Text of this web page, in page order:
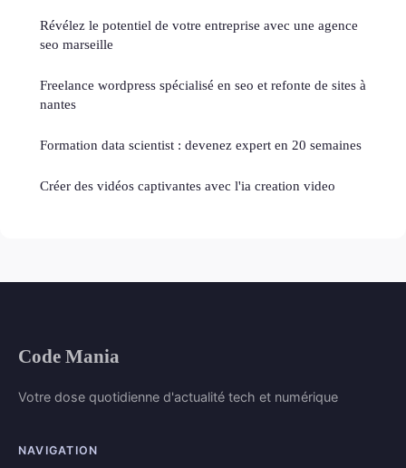
Révélez le potentiel de votre entreprise avec une agence
seo marseille
Freelance wordpress spécialisé en seo et refonte de sites à
nantes
Formation data scientist : devenez expert en 20 semaines
Créer des vidéos captivantes avec l'ia creation video
Code Mania
Votre dose quotidienne d'actualité tech et numérique
NAVIGATION